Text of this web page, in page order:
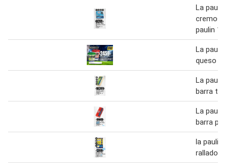
La
paulin 1
La
queso
La
barra
La
barra
la
rallado